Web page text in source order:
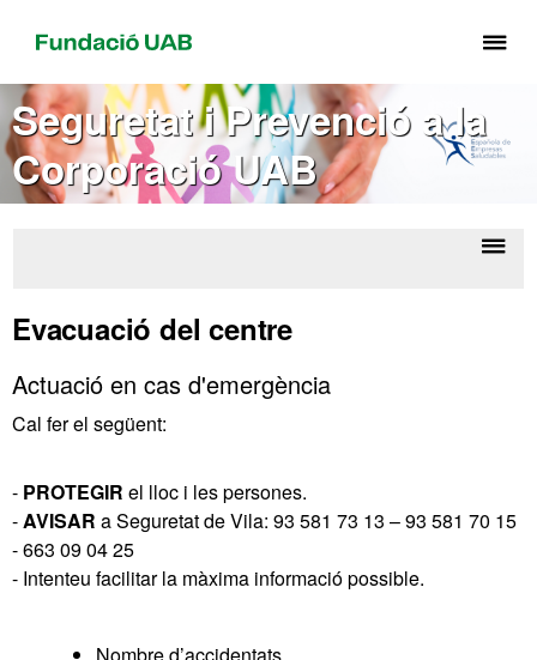
el
Seguretat i Prevenció a la
Corporació UAB
Evacuació del centre
Actuació en cas d'emergència
Cal fer el següent:
- PROTEGIR el lloc i les persones.
-AVISAR a Seguretat de Vila: 93 581 73 13 – 93 581 70 15
- 663 09 04 25
- Intenteu facilitar la màxima informació possible.